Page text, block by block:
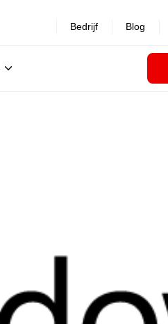
Bedrijf Blog